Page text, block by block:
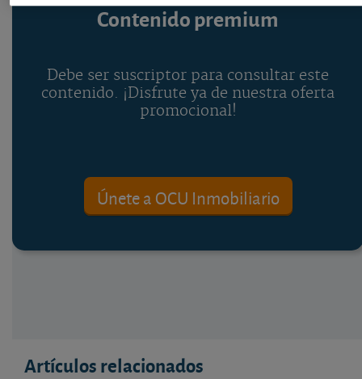
Contenido premium
Debe ser suscriptor para consultar este
contenido. ¡Disfrute ya de nuestra oferta
promocional!
Únete a OCU Inmobiliario
Artículos relacionados